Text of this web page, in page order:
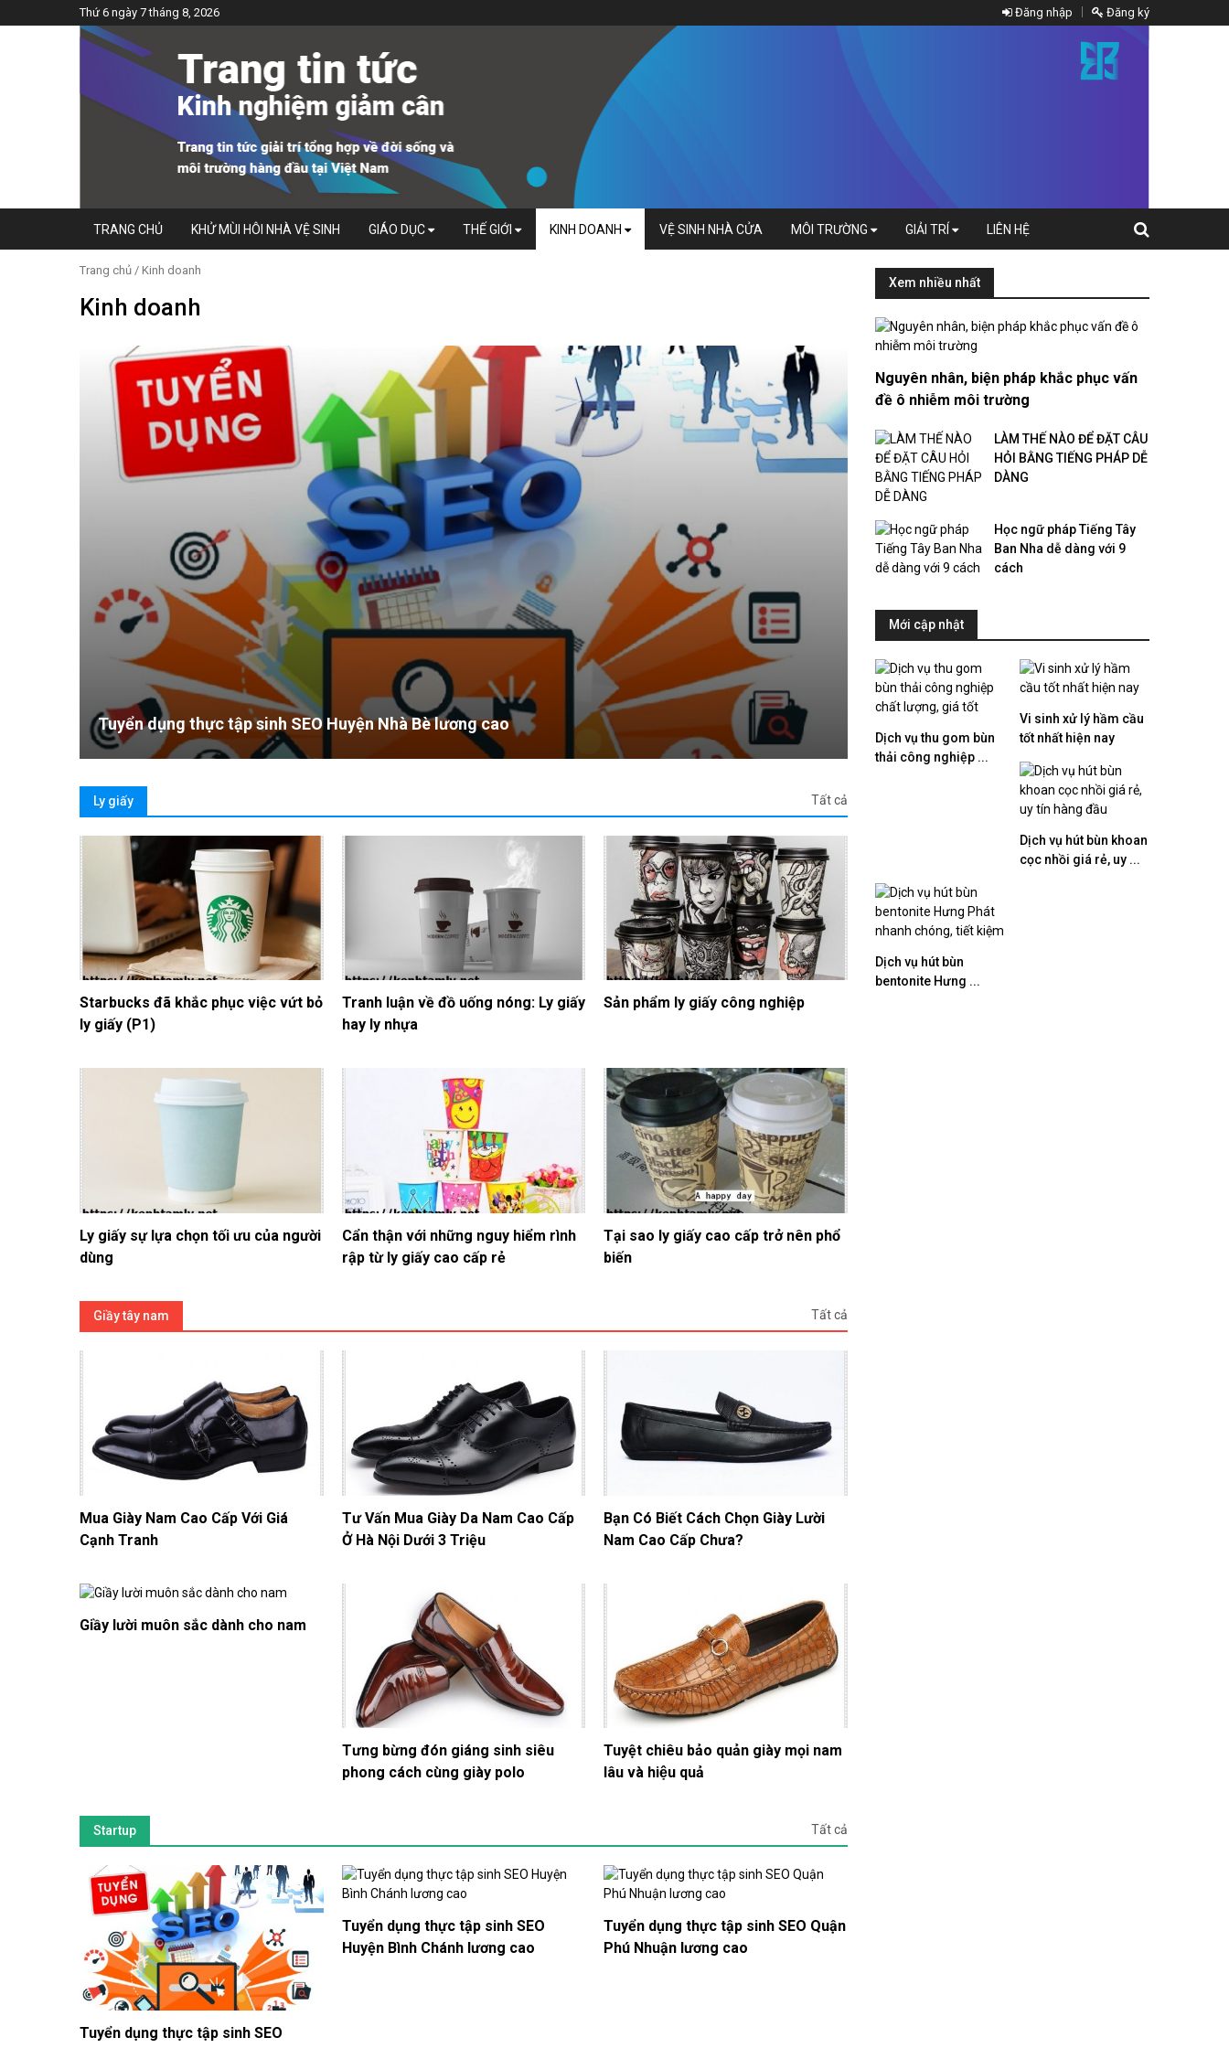
Thứ 6 ngày 7 tháng 8, 2026 Đăng nhập Đăng ký
TRANG CHỦ KHỬ MÙI HÔI NHÀ VỆ SINH GIÁO DỤC THẾ GIỚI KINH DOANH VỆ SINH NHÀ CỬA MÔI TRƯỜNG GIẢI TRÍ LIÊN HỆ
Trang chủ / Kinh doanh
Kinh doanh
Tuyển dụng thực tập sinh SEO Huyện Nhà Bè lương cao ​Tuyển dụng thực tập sinh SEO Huyện Bình Chánh lương
Ly giấy Tất cả
Starbucks đã khắc phục việc vứt bỏ
ly giấy (P1)
Tranh luận về đồ uống nóng: Ly giấy
hay ly nhựa
Sản phẩm ly giấy công nghiệp
Ly giấy sự lựa chọn tối ưu của người
dùng
Cẩn thận với những nguy hiểm rình
rập từ ly giấy cao cấp rẻ
Tại sao ly giấy cao cấp trở nên phổ
biến
Giầy tây nam Tất cả
Mua Giày Nam Cao Cấp Với Giá
Cạnh Tranh
Tư Vấn Mua Giày Da Nam Cao Cấp
Ở Hà Nội Dưới 3 Triệu
Bạn Có Biết Cách Chọn Giày Lười
Nam Cao Cấp Chưa?
​Giầy lười muôn sắc dành cho nam
​Tưng bừng đón giáng sinh siêu
phong cách cùng giày polo
Tuyệt chiêu bảo quản giày mọi nam
lâu và hiệu quả
Startup Tất cả
Tuyển dụng thực tập sinh SEO
​Tuyển dụng thực tập sinh SEO
Huyện Bình Chánh lương cao
​Tuyển dụng thực tập sinh SEO Quận
Phú Nhuận lương cao
Xem nhiều nhất
Nguyên nhân, biện pháp khắc phục vấn
đề ô nhiễm môi trường
LÀM THẾ NÀO ĐỂ ĐẶT CÂU
HỎI BẰNG TIẾNG PHÁP DỄ
DÀNG
Học ngữ pháp Tiếng Tây
Ban Nha dễ dàng với 9
cách
Mới cập nhật
Dịch vụ thu gom bùn
thải công nghiệp ...
Vi sinh xử lý hầm cầu
tốt nhất hiện nay
Dịch vụ hút bùn khoan
cọc nhồi giá rẻ, uy ...
Dịch vụ hút bùn
bentonite Hưng ...